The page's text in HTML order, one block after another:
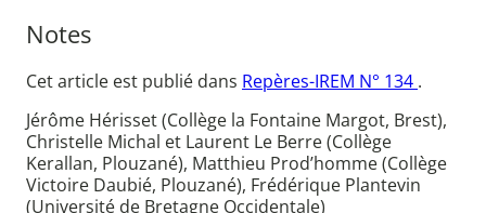
Notes
Cet article est publié dans Repères-IREM N° 134 .
Jérôme Hérisset (Collège la Fontaine Margot, Brest),
Christelle Michal et Laurent Le Berre (Collège
Kerallan, Plouzané), Matthieu Prod’homme (Collège
Victoire Daubié, Plouzané), Frédérique Plantevin
(Université de Bretagne Occidentale)